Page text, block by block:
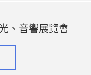
、音響展覽會